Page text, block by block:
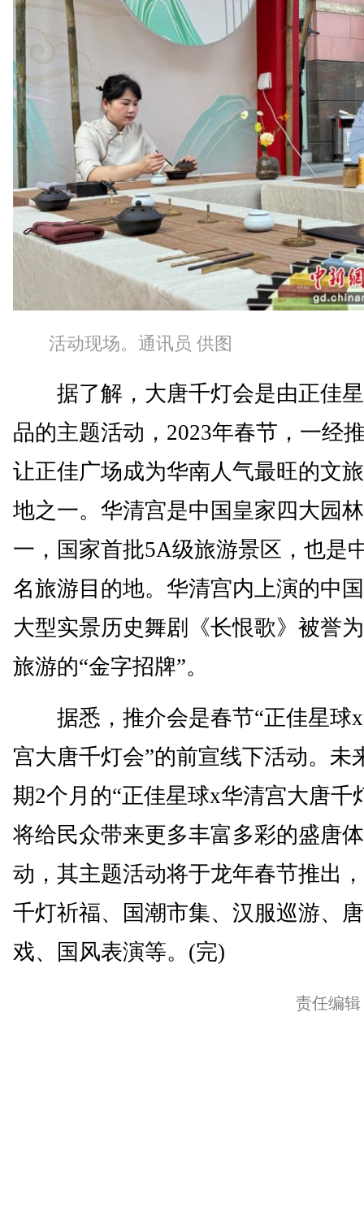
活动现场。通讯员 供图
据了解，大唐千灯会是由正佳
品的主题活动，2023年春节，一经
让正佳广场成为华南人气最旺的文
地之一。华清宫是中国皇家四大园
一，国家首批5A级旅游景区，也是
名旅游目的地。华清宫内上演的中
大型实景历史舞剧《长恨歌》被誉
旅游的“金字招牌”。
据悉，推介会是春节“正佳星球
宫大唐千灯会”的前宣线下活动。未
期2个月的“正佳星球x华清宫大唐千
将给民众带来更多丰富多彩的盛唐
动，其主题活动将于龙年春节推出
千灯祈福、国潮市集、汉服巡游、
戏、国风表演等。(完)
责任编